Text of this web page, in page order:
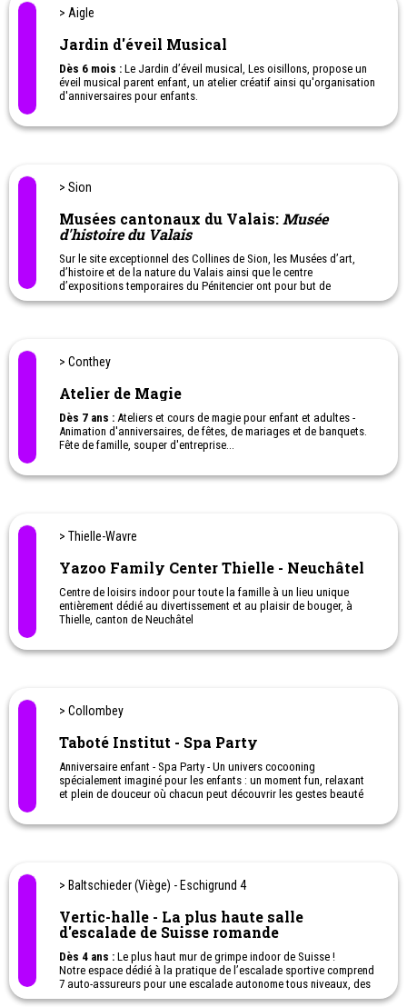
> Aigle
Jardin d'éveil Musical
Dès 6 mois : Le Jardin d’éveil musical, Les oisillons, propose un
éveil musical parent enfant, un atelier créatif ainsi qu'organisation
d'anniversaires pour enfants.
bricolage à Aigle
> Sion
Musées cantonaux du Valais:Musée
d'histoire du Valais
Sur le site exceptionnel des Collines de Sion, les Musées d’art,
d’histoire et de la nature du Valais ainsi que le centre
d’expositions temporaires du Pénitencier ont pour but de
constituer des collections de référence, de les conserver, les
Des objets, des maquettes, des dessins et des présentations
humaines (-50'000 ans) à nos jours.
Moyen Age à nos jours
Horaires d'ouverture de juin à septembre: 11h00 - 18h00
• Musée d'art du Valais:fermé les lundis
Horaires d'ouverture d'octobre à mai: 11h00 - 17h00
• Les Musées cantonaux du Valais sont fermés les lundis
• Le Pénitencier est uniquement accessible lors d’expositions
temporaires.
> Conthey
Atelier de Magie
Dès 7 ans : Ateliers et cours de magie pour enfant et adultes -
Animation d'anniversaires, de fêtes, de mariages et de banquets.
Fête de famille, souper d'entreprise...
> Thielle-Wavre
Yazoo Family Center Thielle - Neuchâtel
Centre de loisirs indoor pour toute la famille à un lieu unique
entièrement dédié au divertissement et au plaisir de bouger, à
Thielle, canton de Neuchâtel
> Collombey
Taboté Institut - Spa Party
Anniversaire enfant - Spa Party - Un univers cocooning
spécialement imaginé pour les enfants : un moment fun, relaxant
et plein de douceur où chacun peut découvrir les gestes beauté
> Baltschieder (Viège) - Eschigrund 4
Vertic-halle - La plus haute salle
d'escalade de Suisse romande
Dès 4 ans : Le plus haut mur de grimpe indoor de Suisse !
Notre espace dédié à la pratique de l’escalade sportive comprend
7 auto-assureurs pour une escalade autonome tous niveaux, des
espaces débutants, 1 zone bloc de 500 m2, plus de 150 voies, un